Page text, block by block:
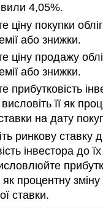
4,05%.
ціну покупки
або знижки.
ціну продажу
або знижки.
прибутковість
висловіть її як
на дату
ринкову ставку
інвестора до
як процентну зміну
ставки.